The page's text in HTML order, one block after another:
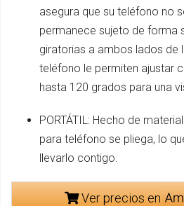
asegura que su teléfono no
permanece sujeto de forma
giratorias a ambos lados de
teléfono le permiten ajustar
hasta 120 grados para una
PORTÁTIL: Hecho de
para teléfono se pliega, lo
llevarlo contigo.
Ver precios en